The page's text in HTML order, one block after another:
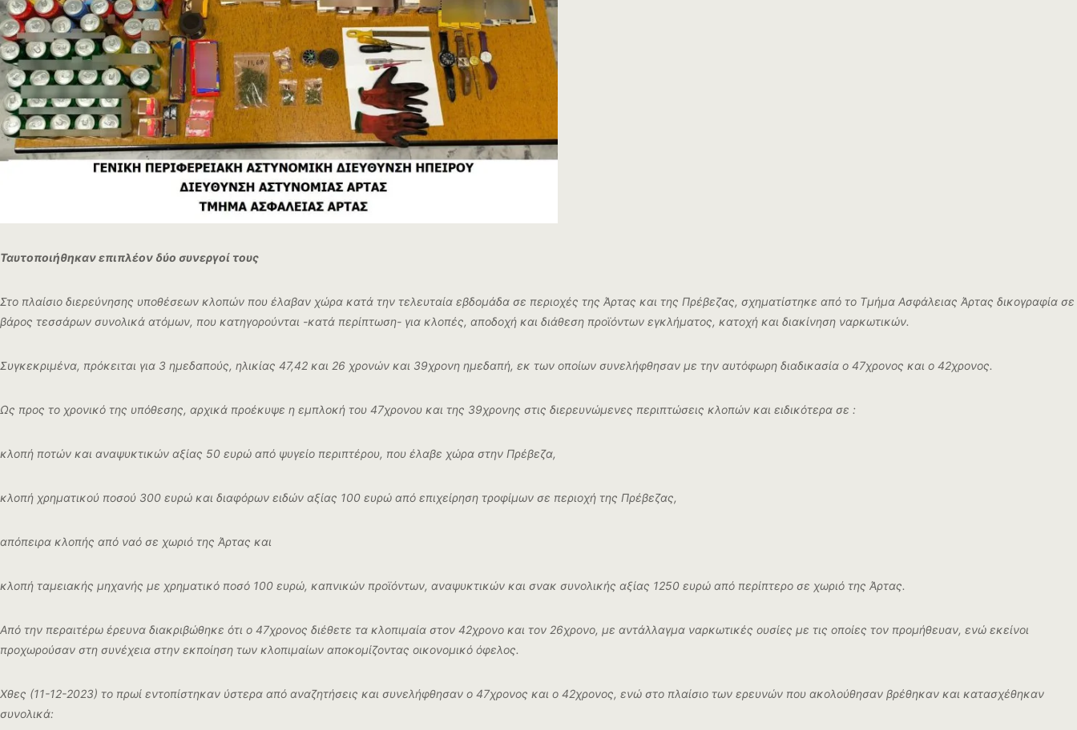
Ταυτοποιήθηκαν επιπλέον δύο συνεργοί τους
Στο πλαίσιο διερεύνησης υποθέσεων κλοπών που έλαβαν χώρα κατά την τελευταία εβδομάδα σε περιοχές της Άρτας και της Πρέβεζας, σχηματίστηκε από το Τμήμα Ασφάλειας Άρτας δικογραφία σε
βάρος τεσσάρων συνολικά ατόμων, που κατηγορούνται -κατά περίπτωση- για κλοπές, αποδοχή και διάθεση προϊόντων εγκλήματος, κατοχή και διακίνηση ναρκωτικών.
Συγκεκριμένα, πρόκειται για 3 ημεδαπούς, ηλικίας 47,42 και 26 χρονών και 39χρονη ημεδαπή, εκ των οποίων συνελήφθησαν με την αυτόφωρη διαδικασία ο 47χρονος και ο 42χρονος.
Ως προς το χρονικό της υπόθεσης, αρχικά προέκυψε η εμπλοκή του 47χρονου και της 39χρονης στις διερευνώμενες περιπτώσεις κλοπών και ειδικότερα σε :
κλοπή ποτών και αναψυκτικών αξίας 50 ευρώ από ψυγείο περιπτέρου, που έλαβε χώρα στην Πρέβεζα,
κλοπή χρηματικού ποσού 300 ευρώ και διαφόρων ειδών αξίας 100 ευρώ από επιχείρηση τροφίμων σε περιοχή της Πρέβεζας,
απόπειρα κλοπής από ναό σε χωριό της Άρτας και
κλοπή ταμειακής μηχανής με χρηματικό ποσό 100 ευρώ, καπνικών προϊόντων, αναψυκτικών και σνακ συνολικής αξίας 1250 ευρώ από περίπτερο σε χωριό της Άρτας.
Από την περαιτέρω έρευνα διακριβώθηκε ότι ο 47χρονος διέθετε τα κλοπιμαία στον 42χρονο και τον 26χρονο, με αντάλλαγμα ναρκωτικές ουσίες με τις οποίες τον προμήθευαν, ενώ εκείνοι
προχωρούσαν στη συνέχεια στην εκποίηση των κλοπιμαίων αποκομίζοντας οικονομικό όφελος.
Χθες (11-12-2023) το πρωί εντοπίστηκαν ύστερα από αναζητήσεις και συνελήφθησαν ο 47χρονος και ο 42χρονος, ενώ στο πλαίσιο των ερευνών που ακολούθησαν βρέθηκαν και κατασχέθηκαν
συνολικά: